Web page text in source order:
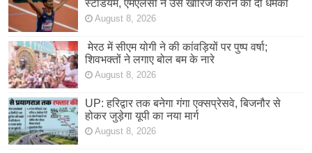
स्टेडियम, एमएलसी ने उसे खारिज कराने की दी धमकी
August 8, 2026
मेरठ में सीएम योगी ने की कांवड़ियों पर पुष्प वर्षा;
शिवभक्तों ने लगाए बोल बम के नारे
August 8, 2026
UP: हरिद्वार तक बनेगा गंगा एक्सप्रेसवे, बिजनौर से
होकर जुड़ेगा यूपी का नया मार्ग
August 8, 2026